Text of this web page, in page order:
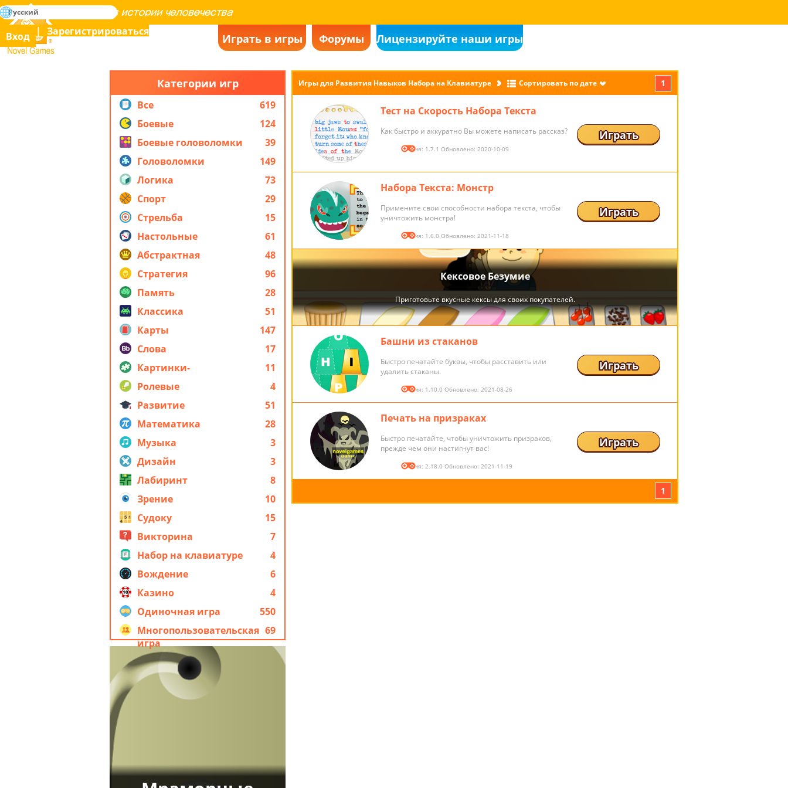
Novel Games
Освоение всех игр в истории человечества
поиск
Играть в игры Форумы Лицензируйте наши игры
Вход Зарегистрироваться
Русский
Категории игр
Все
619
Боевые
124
Боевые головоломки
39
Головоломки
149
Логика
73
Спорт
29
Стрельба
15
Настольные
61
Абстрактная
стратегия
48
Стратегия
96
Память
28
Классика
51
Карты
147
Слова
17
Картинки-
головоломки
11
Ролевые
4
Развитие
51
Математика
28
Музыка
3
Дизайн
3
Лабиринт
8
Зрение
10
Судоку
15
Викторина
7
Набор на клавиатуре
4
Вождение
6
Казино
4
Одиночная игра
550
Многопользовательская
игра
69
Игры для Развития Навыков Набора на Клавиатуре Сортировать по дате 1
Тест на Скорость Набора Текста
Как быстро и аккуратно Вы можете написать рассказ?
Версия: 1.7.1 Обновлено: 2020-10-09
Играть
Набора Текста: Монстр
Примените свои способности набора текста, чтобы
уничтожить монстра!
Версия: 1.6.0 Обновлено: 2021-11-18
Играть
Башни из стаканов
Быстро печатайте буквы, чтобы расставить или
удалить стаканы.
Версия: 1.10.0 Обновлено: 2021-08-26
Играть
Печать на призраках
Быстро печатайте, чтобы уничтожить призраков,
прежде чем они настигнут вас!
Версия: 2.18.0 Обновлено: 2021-11-19
Играть
1